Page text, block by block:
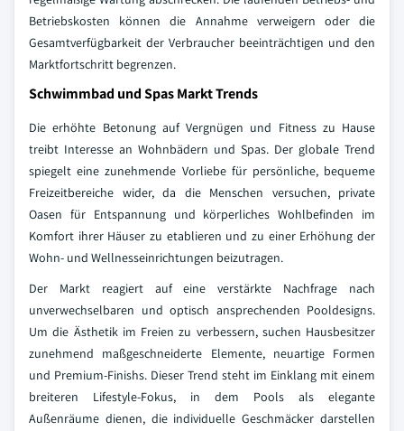
Betriebskosten können die Annahme verweigern oder die
Gesamtverfügbarkeit der Verbraucher beeinträchtigen und den
Marktfortschritt begrenzen.
Schwimmbad und Spas Markt Trends
Die erhöhte Betonung auf Vergnügen und Fitness zu Hause
treibt Interesse an Wohnbädern und Spas. Der globale Trend
spiegelt eine zunehmende Vorliebe für persönliche, bequeme
Freizeitbereiche wider, da die Menschen versuchen, private
Oasen für Entspannung und körperliches Wohlbefinden im
Komfort ihrer Häuser zu etablieren und zu einer Erhöhung der
Wohn- und Wellnesseinrichtungen beizutragen.
Der Markt reagiert auf eine verstärkte Nachfrage nach
unverwechselbaren und optisch ansprechenden Pooldesigns.
Um die Ästhetik im Freien zu verbessern, suchen Hausbesitzer
zunehmend maßgeschneiderte Elemente, neuartige Formen
und Premium-Finishs. Dieser Trend steht im Einklang mit einem
breiteren Lifestyle-Fokus, in dem Pools als elegante
Außenräume dienen, die individuelle Geschmäcker darstellen